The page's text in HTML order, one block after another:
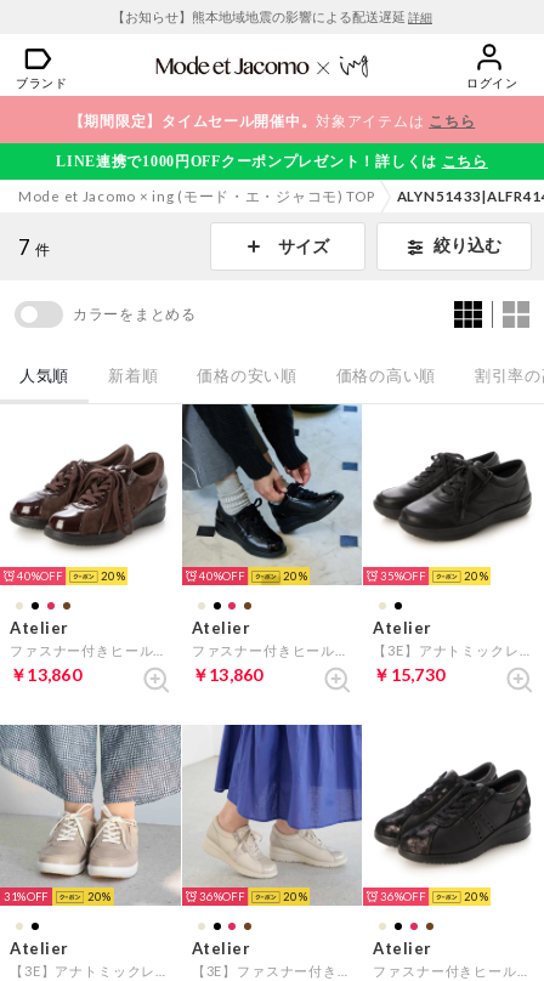
【お知らせ】熊本地域地震の影響による配送遅延 詳細
ブランド ログイン
【期間限定】タイムセール開催中。対象アイテムは こちら
LINE連携で1000円OFFクーポンプレゼント！詳しくは こちら
Mode et Jacomo × ing (モード・エ・ジャコモ) TOP
7 件 サイズ 絞り込む
カラーをまとめる
人気順 新着順 価格の安い順 価格の高い順 割引率
40% 20
Atelier
￥13,860
40% 20
Atelier
￥13,860
35% 20
Atelier
￥15,730
31% 20
Atelier
36% 20
Atelier
36% 20
Atelier